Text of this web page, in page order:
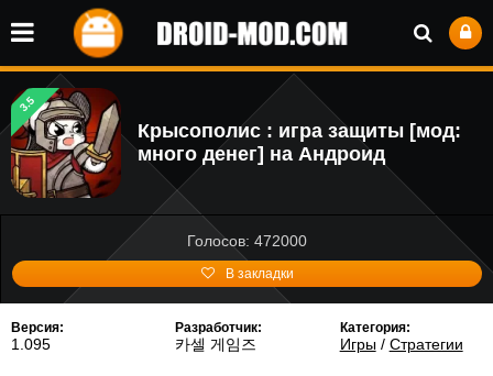
3.5
Крысополис : игра защиты [мод:
много денег] на Андроид
Голосов: 472000
В закладки
Версия:
1.095
Разработчик:
카셀 게임즈
Категория:
Игры/ Стратегии